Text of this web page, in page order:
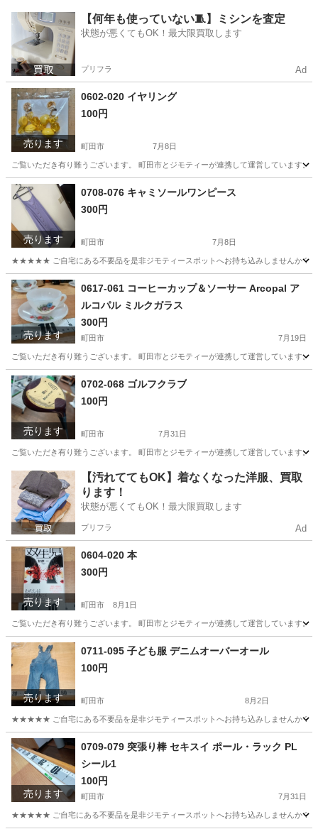
東京 町田市 カーペット/マット/ラグ リユース
【何年も使っていない🧵】ミシンを査定
状態が悪くてもOK！最大限買取します
プリフラ Ad
売ります
0602-020 イヤリング
100円
町田市 7月8日
ご覧いただき有り難うございます。 町田市とジモティーが連携して運営していま
東京 町田市 アクセサリー
売ります
0708-076 キャミソールワンピース
300円
町田市 7月8日
★★★★★ ご自宅にある不要品を是非ジモティースポットへお持ち込みしませんか？
東京 町田市 キャミソール
売ります
0617-061 コーヒーカップ＆ソーサー Arcopal ア
ルコパル ミルクガラス
300円
町田市 7月19日
ご覧いただき有り難うございます。 町田市とジモティーが連携して運営していま
東京 町田市 Arcopal
売ります
0702-068 ゴルフクラブ
100円
町田市 7月31日
ご覧いただき有り難うございます。 町田市とジモティーが連携して運営していま
東京 町田市 ゴルフ リユース
【汚れててもOK】着なくなった洋服、買取
ります！
状態が悪くてもOK！最大限買取します
プリフラ Ad
売ります
0604-020 本
300円
町田市 8月1日
ご覧いただき有り難うございます。 町田市とジモティーが連携して運営していま
東京 町田市 ビジネス、経済 リユース
売ります
0711-095 子ども服 デニムオーバーオール
100円
町田市 8月2日
★★★★★ ご自宅にある不要品を是非ジモティースポットへお持ち込みしませんか？
東京 町田市 ベビー用品 オーバーオール
売ります
0709-079 突張り棒 セキスイ ポール・ラック PL
シール1
100円
町田市 7月31日
★★★★★ ご自宅にある不要品を是非ジモティースポットへお持ち込みしませんか？